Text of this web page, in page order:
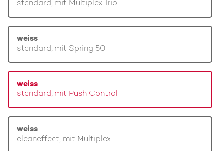
standard, mit Multiplex Trio
weiss
standard, mit Spring 50
weiss
standard, mit Push Control
weiss
cleaneffect, mit Multiplex